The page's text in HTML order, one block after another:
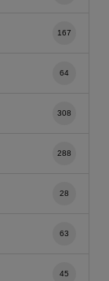
167
64
308
288
28
63
45